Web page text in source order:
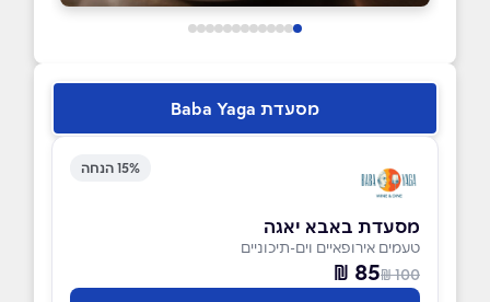
מסעדת Baba Yaga
15% הנחה
מסעדת באבא יאגה
טעמים אירופאיים וים-תיכוניים
100 ₪
85 ₪